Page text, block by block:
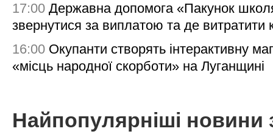
17:00 Державна допомога «Пакунок
звернутися за виплатою та де витратити
16:00 Окупанти створять інтерактивну
«місць народної скорботи» на Луганщині
Найпопулярніші новини